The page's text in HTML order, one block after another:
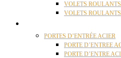
VOLETS
VOLETS
PORTES D’ENTRÉE ACIER
PORTE D’ENTREE
PORTE D’ENTRE